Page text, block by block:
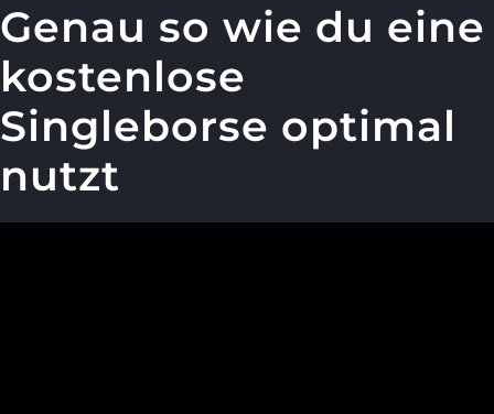
Genau so wie du eine
kostenlose
Singleborse optimal
nutzt